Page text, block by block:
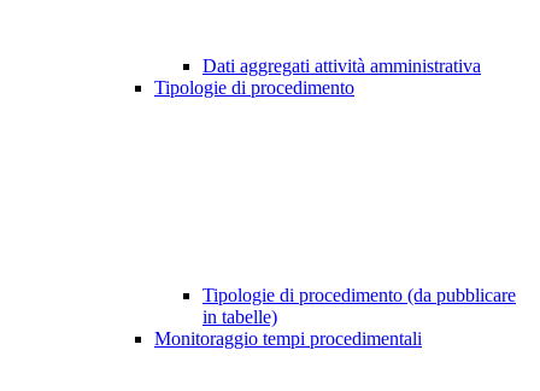
Dati aggregati attività amministrativa
Tipologie di procedimento
Tipologie di procedimento (da pubblicare
in tabelle)
Monitoraggio tempi procedimentali